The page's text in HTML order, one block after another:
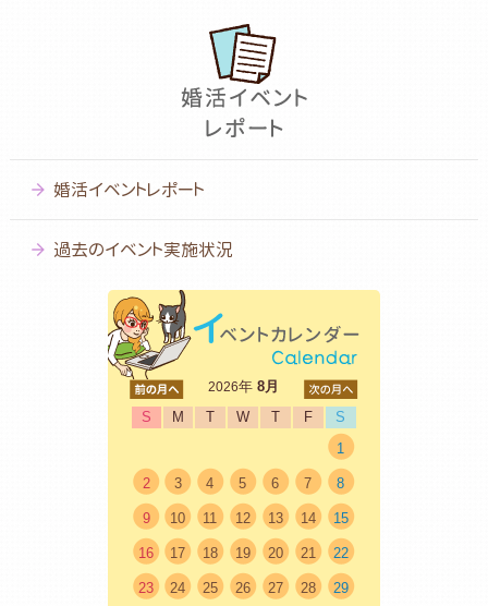
婚活イベントレポート
過去のイベント実施状況
2026年8月
S
M T W T F
S
1
2 3 4 5 6 7 8
9 10 11 12 13 14 15
16 17 18 19 20 21 22
23 24 25 26 27 28 29